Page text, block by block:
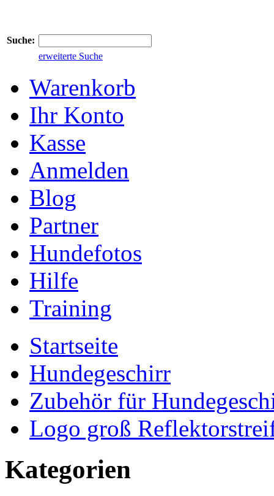
Suche:
erweiterte Suche
Warenkorb
Ihr Konto
Kasse
Anmelden
Blog
Partner
Hundefotos
Hilfe
Training
Startseite
Hundegeschirr
Zubehör für
Logo groß
Kategorien